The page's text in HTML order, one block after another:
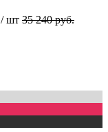
/ шт 35 240 руб.